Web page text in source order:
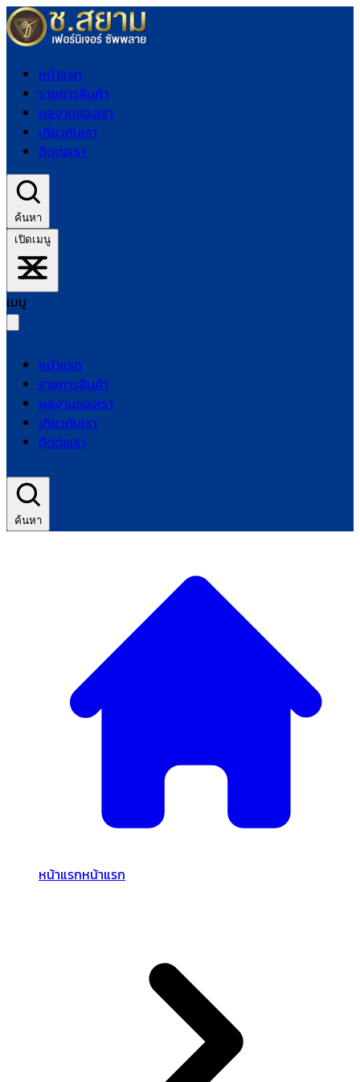
หน้าแรก
รายการสินค้า
ผลงานของเรา
เกี่ยวกับเรา
ติดต่อเรา
ค้นหา
เปิดเมนู
เมนู
หน้าแรก
รายการสินค้า
ผลงานของเรา
เกี่ยวกับเรา
ติดต่อเรา
ค้นหา
หน้าแรกหน้าแรก